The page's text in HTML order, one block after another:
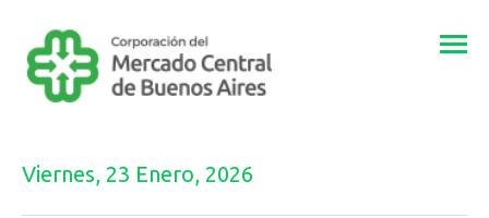
Viernes, 23 Enero, 2026